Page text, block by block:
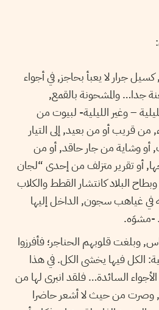
جرار لا يعبأ بحاجز, في أجواء
1978 الساخنة جدا… والمشحونة بالقمع,
– وغير الليلية- لبيوت من
من قريب أو من بعيد, إلى التيار
أو وشاية من جار حاقد, أو من
أو تقرير متزلف من إحدى “لجان
البلاد كانتشار القطط والكلاب
في غياهب سجون, الداخل إليها
-مشوَه.
وبلغت قلوبهم الحناجر؛ فأفرزوا
الكل فيها يخشى الكل. في هذا
السائدة… فلقد انبرى لها من
وصرت من حيث لا أشعر حاضرا